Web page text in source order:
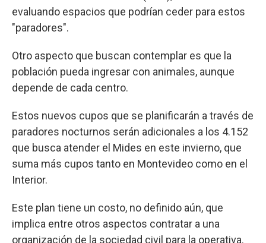
evaluando espacios que podrían ceder para estos
"paradores".
Otro aspecto que buscan contemplar es que la
población pueda ingresar con animales, aunque
depende de cada centro.
Estos nuevos cupos que se planificarán a través de
paradores nocturnos serán adicionales a los 4.152
que busca atender el Mides en este invierno, que
suma más cupos tanto en Montevideo como en el
Interior.
Este plan tiene un costo, no definido aún, que
implica entre otros aspectos contratar a una
organización de la sociedad civil para la operativa.